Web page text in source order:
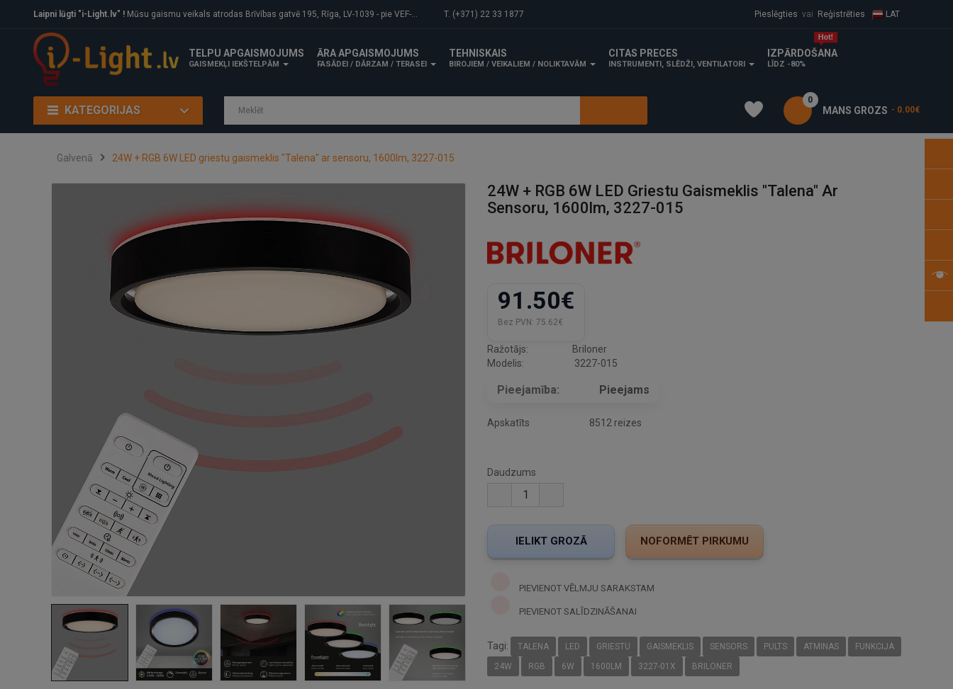
Laipni lūgti "i-Light.lv" ! Mūsu gaismu veikals atrodas Brīvības gatvē 195, Rīga, LV-1039 - pie VEF-Gaisa tilta. T. (+371) 22 33 1877 Pieslēgties vai Reģistrēties LAT
TELPU APGAISMOJUMS
GAISMEKĻI IEKŠTELPĀM
ĀRA APGAISMOJUMS
FASĀDEI / DĀRZAM / TERASEI
TEHNISKAIS
BIROJIEM / VEIKALIEM / NOLIKTAVĀM
CITAS PRECES
INSTRUMENTI, SLĒDŽI, VENTILATORI
IZPĀRDOŠANA
LĪDZ -80%
KATEGORIJAS MANS GROZS
0
- 0.00€
Galvenā 24W + RGB 6W LED griestu gaismeklis "Talena" ar sensoru, 1600lm, 3227-015
24W + RGB 6W LED Griestu Gaismeklis "Talena" Ar
Sensoru, 1600lm, 3227-015
91.50€
Bez PVN: 75.62€
Ražotājs:
Briloner
Modelis:
3227-015
Pieejamība: Pieejams
Apskatīts 8512 reizes
Daudzums
PIEVIENOT VĒLMJU SARAKSTAM
PIEVIENOT SALĪDZINĀŠANAI
Tagi: TALENA LED GRIESTU GAISMEKLIS SENSORS PULTS ATMINAS
FUNKCIJA
24W
RGB 6W 1600LM 3227-01X BRILONER